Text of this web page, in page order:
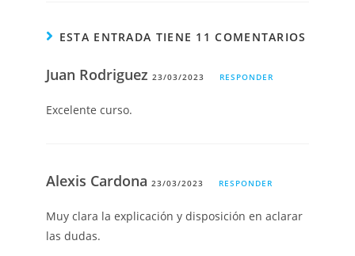
ESTA ENTRADA TIENE 11 COMENTARIOS
Juan Rodriguez23/03/2023 RESPONDER
Excelente curso.
Alexis Cardona23/03/2023 RESPONDER
Muy clara la explicación y disposición en aclarar
las dudas.